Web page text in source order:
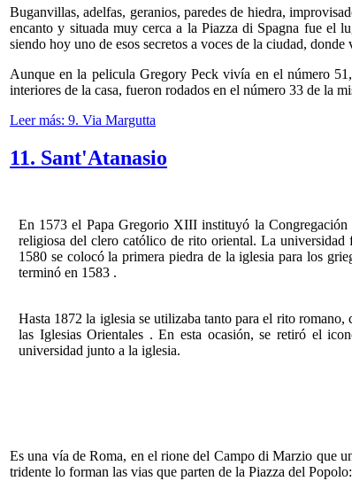
Buganvillas, adelfas, geranios, paredes de hiedra,
encanto y situada muy cerca a la Piazza di Spagna fue el
siendo hoy uno de esos secretos a voces de la ciudad,
Aunque en la pelicula Gregory Peck vivía en el número
interiores de la casa, fueron rodados en el número 33 de la
Leer más: 9. Via Margutta
11. Sant'Atanasio
En 1573 el Papa Gregorio XIII instituyó la
religiosa del clero católico de rito oriental. La
1580 se colocó la primera piedra de la iglesia para los
terminó en 1583 .
Hasta 1872 la iglesia se utilizaba tanto para el rito
las Iglesias Orientales . En esta ocasión, se retiró el
universidad junto a la iglesia.
Es una vía de Roma, en el rione del Campo di Marzio que
tridente lo forman las vias que parten de la Piazza del